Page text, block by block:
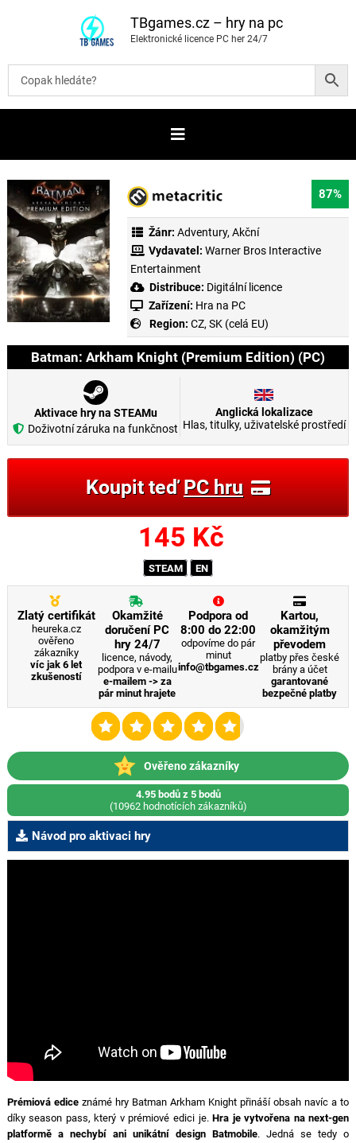
t
b
TBgames.cz – hry na pc
Elektronické licence PC her 24/7
87%
Žánr: Adventury, Akční
Vydavatel: Warner Bros Interactive
Entertainment
Distribuce: Digitální licence
Zařízení: Hra na PC
Region: CZ, SK (celá EU)
Batman: Arkham Knight (Premium Edition) (PC)
Aktivace hry na STEAMu
Doživotní záruka na funkčnost
Anglická lokalizace
Hlas, titulky, uživatelské prostředí
Koupit teďPC hru
145 Kč
STEAM EN
Zlatý certifikát
heureka.cz
ověřeno
zákazníky
víc jak 6 let
zkušeností
Okamžité
doručení PC
hry 24/7
licence, návody,
podpora v e-mailu
e-mailem -> za
pár minut hrajete
Podpora od
8:00 do 22:00
odpovíme do pár
minut
info@tbgames.cz
Kartou,
okamžitým
převodem
platby přes české
brány a účet
garantované
bezpečné platby
Ověřeno zákazníky
4.95 bodů z 5 bodů
(10962 hodnotících zákazníků)
Návod pro aktivaci hry
Prémiová ediceznámé hry Batman Arkham Knight přináší obsah navíc a to
díky season pass, který v prémiové edici je.Hra je vytvořena na next-gen
platformě a nechybí ani unikátní design Batmobile. Jedná se tedy o